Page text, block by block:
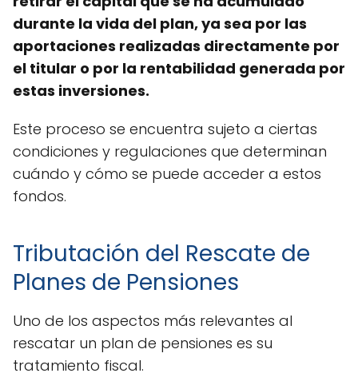
durante la vida del plan, ya sea por las
aportaciones realizadas directamente por
el titular o por la rentabilidad generada por
estas inversiones.
Este proceso se encuentra sujeto a ciertas
condiciones y regulaciones que determinan
cuándo y cómo se puede acceder a estos
fondos.
Tributación del Rescate de
Planes de Pensiones
Uno de los aspectos más relevantes al
rescatar un plan de pensiones es su
tratamiento fiscal.